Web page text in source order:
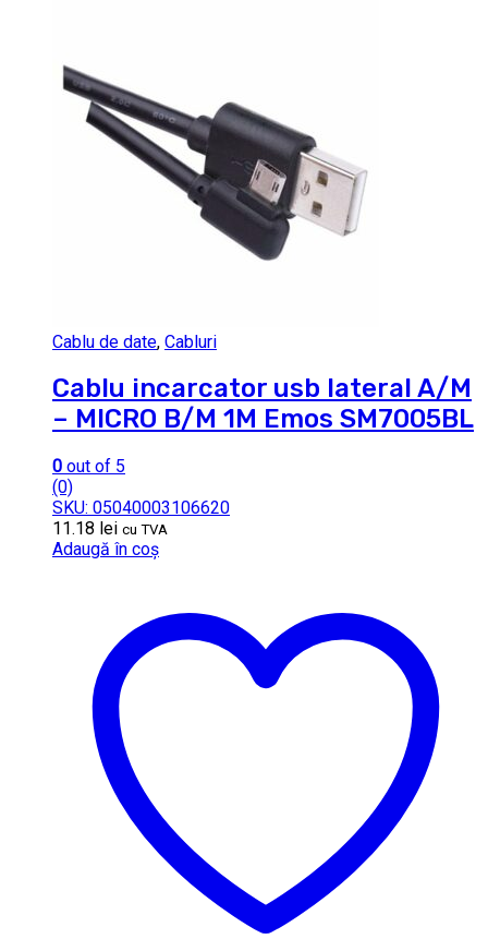
Cablu de date, Cabluri
Cablu incarcator usb lateral A/M
– MICRO B/M 1M Emos SM7005BL
0 out of 5
(0)
SKU: 05040003106620
11.18 lei cu TVA
Adaugă în coș